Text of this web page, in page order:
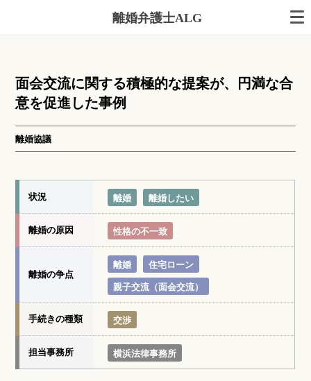
離婚弁護士ALG
面会交流に関する積極的な提案が、円満な合
意を促進した事例
離婚協議
状況 離婚 離婚したい
離婚の原因 性格の不一致
離婚の争点
離婚
住宅ローン
親子交流（面会交流）
手続きの種類 交渉
担当事務所 横浜法律事務所